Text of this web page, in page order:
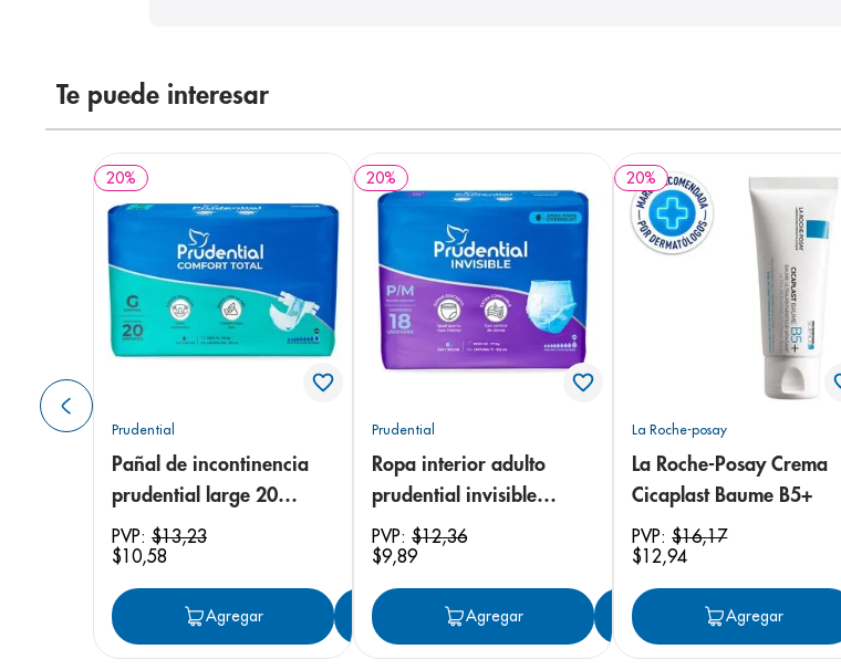
Te puede interesar
20%
Prudential
Pañal de incontinencia
prudential large 20
unidades
PVP: $13,23
$10,58
Agregar Agregar
20%
Prudential
Ropa interior adulto
prudential invisible
small/medium 18
unidades
PVP:$12,36
$9,89
Agregar Agregar
20%
La Roche-posay
La Roche-Posay Crema
Cicaplast Baume B5+
PVP:$16,17
$12,94
Agregar